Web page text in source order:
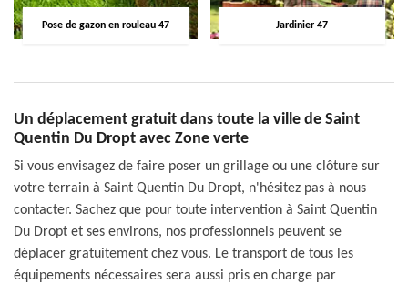
Pose de gazon en rouleau 47 Jardinier 47
Un déplacement gratuit dans toute la ville de Saint
Quentin Du Dropt avec Zone verte
Si vous envisagez de faire poser un grillage ou une clôture sur
votre terrain à Saint Quentin Du Dropt, n'hésitez pas à nous
contacter. Sachez que pour toute intervention à Saint Quentin
Du Dropt et ses environs, nos professionnels peuvent se
déplacer gratuitement chez vous. Le transport de tous les
équipements nécessaires sera aussi pris en charge par